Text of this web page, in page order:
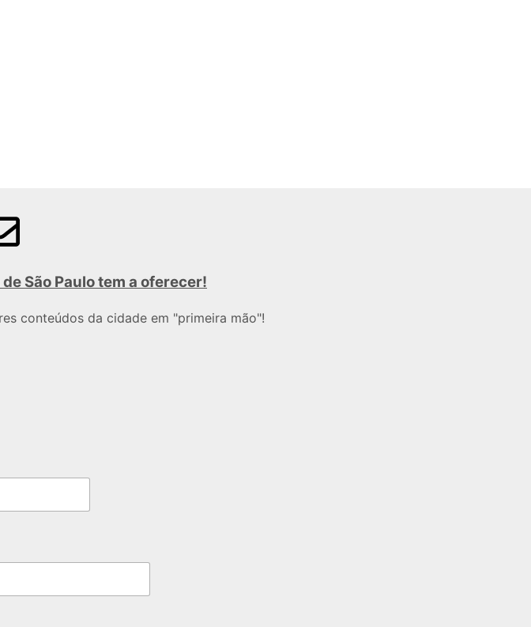
São Paulo tem a oferecer!
conteúdos da cidade em "primeira mão"!